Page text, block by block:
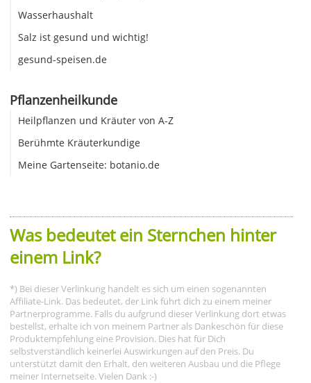
Wasserhaushalt
Salz ist gesund und wichtig!
gesund-speisen.de
Pflanzenheilkunde
Heilpflanzen und Kräuter von A-Z
Berühmte Kräuterkundige
Meine Gartenseite: botanio.de
Was bedeutet ein Sternchen hinter
einem Link?
*) Bei dieser Verlinkung handelt es sich um einen sogenannten
Affiliate-Link. Das bedeutet, der Link führt dich zu einem meiner
Partnerprogramme. Falls du aufgrund dieser Verlinkung dort etwas
bestellst, erhalte ich von meinem Partner als Dankeschön für diese
Produktempfehlung eine Provision. Dies hat für Dich
selbstverständlich keinerlei Auswirkungen auf den Preis. Du
unterstützt damit den Erhalt, den weiteren Ausbau und die Pflege
meiner Internetseite. Vielen Dank :-)